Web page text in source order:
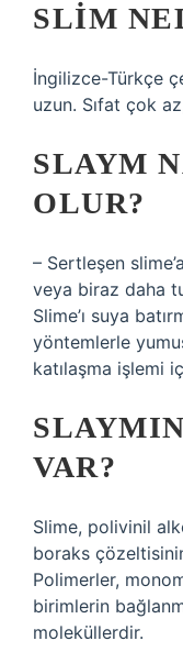
SLIM
İngilizce-Türkçe
uzun. Sıfat çok
SLAYM
OLUR?
– Sertleşen
veya biraz daha
Slime’ı suya
yöntemlerle
katılaşma işlemi
VAR?
Slime, polivinil
boraks
Polimerler,
birimlerin
moleküllerdir.